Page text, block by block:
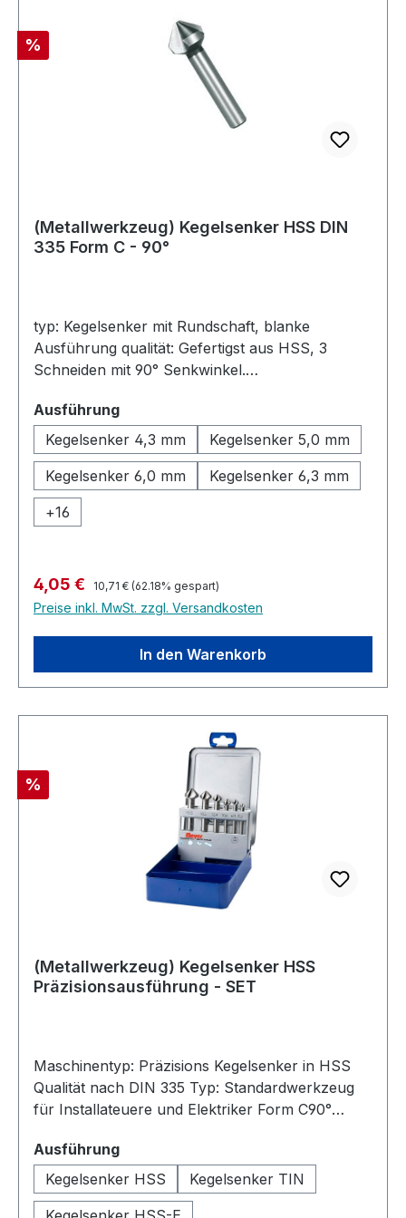
Rabatt
%
(Metallwerkzeug) Kegelsenker HSS DIN
335 Form C - 90°
typ: Kegelsenker mit Rundschaft, blanke
Ausführung qualität: Gefertigst aus HSS, 3
Schneiden mit 90° Senkwinkel.
ratterfreien Entgraten. Ansenken und Versenken
in einem Arbeitsgang. Kleine
Schnittgeschwindigkeit und ausreichend Kühlung
sorgen für gute Ergebnisse.
Ausführungauswählen
Kegelsenker 4,3 mm
Kegelsenker 5,0 mm
Kegelsenker 6,0 mm
Kegelsenker 6,3 mm
+16
Verkaufspreis:
4,05 € Regulärer Preis:
10,71 € (62.18% gespart)
Preise inkl. MwSt. zzgl. Versandkosten
In den Warenkorb
Rabatt
%
(Metallwerkzeug) Kegelsenker HSS
Präzisionsausführung - SET
Maschinentyp: Präzisions Kegelsenker in HSS
Qualität nach DIN 335 Typ: Standardwerkzeug
für Installateuere und Elektriker Form C90°
zum entgraten von Werkstücken oder
versenken von Schrauben. Hierbei werden
profilierte oder plane Absätze in fertige
Ausführungauswählen
Kegelsenker HSS
Kegelsenker TIN